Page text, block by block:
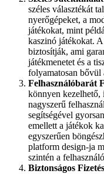
széles választékát
nyerőgépeket, a
játékokat, mint
kaszinó játékokat.
biztosítják, ami
játékmenetet és a
folyamatosan bővül
Felhasználóbarát
könnyen
nagyszerű
segítségével
emellett a játékok
egyszerűen
platform design-ja
szintén a
Biztonságos